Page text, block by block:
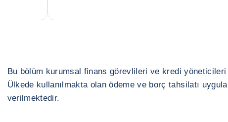
Bu bölüm kurumsal finans görevlileri ve kredi
Ülkede kullanılmakta olan ödeme ve borç tahsilatı
verilmektedir.